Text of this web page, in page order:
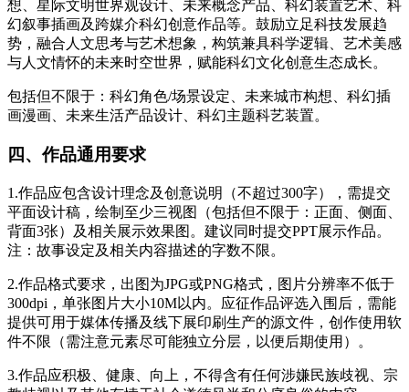
想、星际文明世界观设计、未来概念产品、科幻装置艺术、科
幻叙事插画及跨媒介科幻创意作品等。鼓励立足科技发展趋
势，融合人文思考与艺术想象，构筑兼具科学逻辑、艺术美感
与人文情怀的未来时空世界，赋能科幻文化创意生态成长。
包括但不限于：科幻角色/场景设定、未来城市构想、科幻插
画漫画、未来生活产品设计、科幻主题科艺装置。
四、作品通用要求
1.作品应包含设计理念及创意说明（不超过300字），需提交
平面设计稿，绘制至少三视图（包括但不限于：正面、侧面、
背面3张）及相关展示效果图。建议同时提交PPT展示作品。
注：故事设定及相关内容描述的字数不限。
2.作品格式要求，出图为JPG或PNG格式，图片分辨率不低于
300dpi，单张图片大小10M以内。应征作品评选入围后，需能
提供可用于媒体传播及线下展印刷生产的源文件，创作使用软
件不限（需注意元素尽可能独立分层，以便后期使用）。
3.作品应积极、健康、向上，不得含有任何涉嫌民族歧视、宗